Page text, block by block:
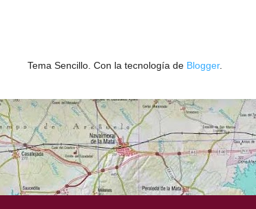
Tema Sencillo. Con la tecnología de Blogger.